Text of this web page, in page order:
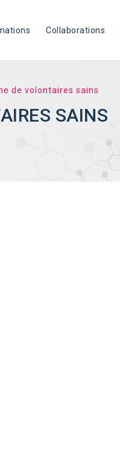
Collaborations
de volontaires sains
SAINS